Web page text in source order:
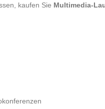
kaufen Sie Multimedia-